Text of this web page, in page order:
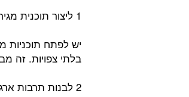
1 ליצור תוכנית מגירה:
יש לפתח תוכניות
בלתי צפויות. זה
2 לבנות תרבות ארגונית תומכת: